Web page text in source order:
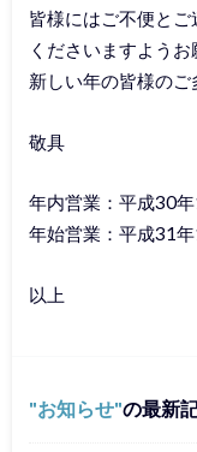
皆様にはご不便と
くださいますようお
新しい年の皆様のご
敬具
年内営業：平成30
年始営業：平成31
以上
お知らせ の最新